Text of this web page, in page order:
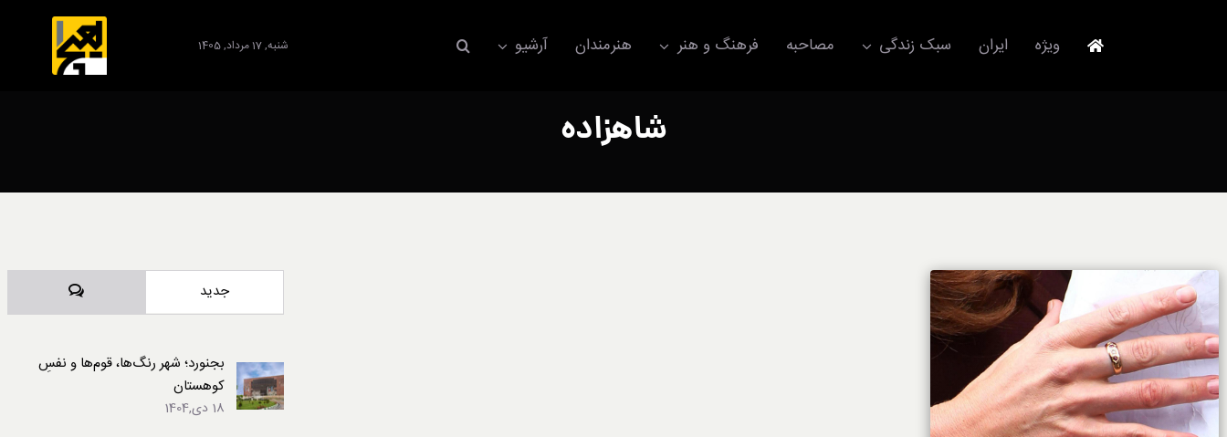
ویژه ایران سبک زندگی
آداب معاشرت
ورزش/ سلامت/ زیبایی
خوردنی‌ها
مصاحبه فرهنگ و هنر هنرمندان آرشیو شنبه, 17 مرداد, 1405
شاهزاده
جدید دیدگاه‌ها
بجنورد؛ شهر رنگ‌ها، قوم‌ها و نفسِ
کوهستان
18 دی,1404